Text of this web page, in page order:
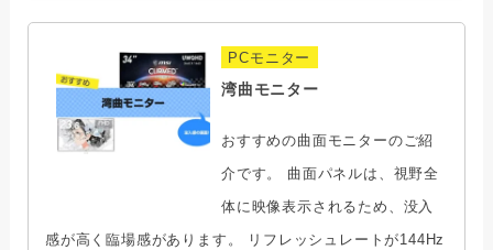
PCモニター
湾曲モニター
おすすめの曲面モニターのご紹
介です。 曲面パネルは、視野全
体に映像表示されるため、没入
感が高く臨場感があります。 リフレッシュレートが144Hz